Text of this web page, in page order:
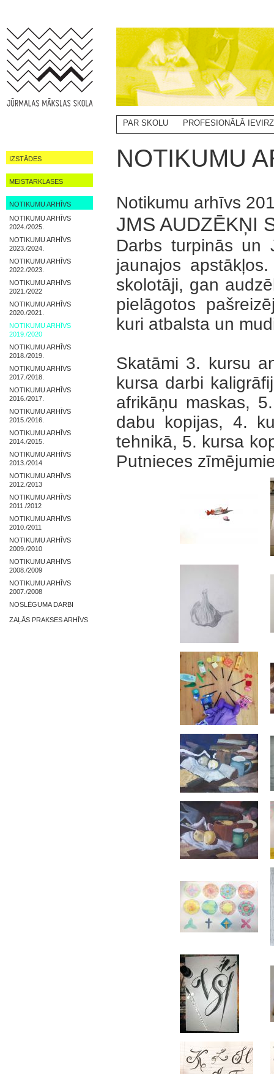
IZSTĀDES
MEISTARKLASES
NOTIKUMU ARHĪVS
NOTIKUMU ARHĪVS
2024./2025.
NOTIKUMU ARHĪVS
2023./2024.
NOTIKUMU ARHĪVS
2022./2023.
NOTIKUMU ARHĪVS
2021./2022
NOTIKUMU ARHĪVS
2020./2021.
NOTIKUMU ARHĪVS
2019./2020
NOTIKUMU ARHĪVS
2018./2019.
NOTIKUMU ARHĪVS
2017./2018.
NOTIKUMU ARHĪVS
2016./2017.
NOTIKUMU ARHĪVS
2015./2016.
NOTIKUMU ARHĪVS
2014./2015.
NOTIKUMU ARHĪVS
2013./2014
NOTIKUMU ARHĪVS
2012./2013
NOTIKUMU ARHĪVS
2011./2012
NOTIKUMU ARHĪVS
2010./2011
NOTIKUMU ARHĪVS
2009./2010
NOTIKUMU ARHĪVS
2008./2009
NOTIKUMU ARHĪVS
2007./2008
NOSLĒGUMA DARBI
ZAĻĀS PRAKSES ARHĪVS
PAR SKOLU
PROFESIONĀLĀ
NOTIKUMU
Notikumu arhīvs
JMS AUDZĒKŅI
Darbs turpinās un
jaunajos
skolotāji, gan
pielāgotos
kuri atbalsta un
Skatāmi 3. kursu
kursa darbi
afrikāņu maskas,
dabu kopijas, 4.
tehnikā, 5. kursa
Putnieces